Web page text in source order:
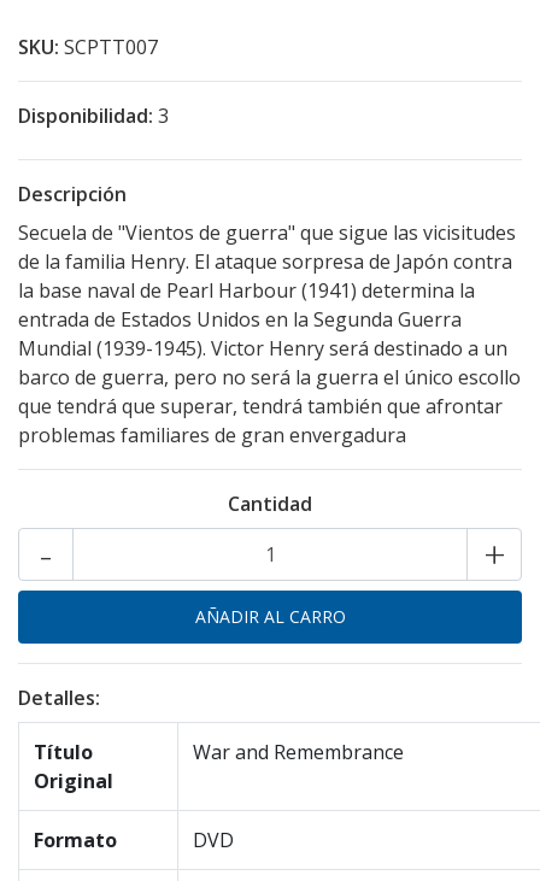
SKU: SCPTT007
Disponibilidad: 3
Descripción
Secuela de "Vientos de guerra" que sigue las vicisitudes
de la familia Henry. El ataque sorpresa de Japón contra
la base naval de Pearl Harbour (1941) determina la
entrada de Estados Unidos en la Segunda Guerra
Mundial (1939-1945). Victor Henry será destinado a un
barco de guerra, pero no será la guerra el único escollo
que tendrá que superar, tendrá también que afrontar
problemas familiares de gran envergadura
Cantidad
+
-
Detalles:
Título
Original
War and Remembrance
Formato DVD